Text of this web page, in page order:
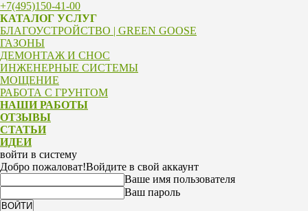
+7(495)150-41-00
КАТАЛОГ УСЛУГ
БЛАГОУСТРОЙСТВО | GREEN GOOSE
ГАЗОНЫ
ДЕМОНТАЖ И СНОС
ИНЖЕНЕРНЫЕ СИСТЕМЫ
МОЩЕНИЕ
РАБОТА С ГРУНТОМ
НАШИ РАБОТЫ
ОТЗЫВЫ
СТАТЬИ
ИДЕИ
войти в систему
Добро пожаловат!Войдите в свой аккаунт
Ваше имя пользователя
Ваш пароль